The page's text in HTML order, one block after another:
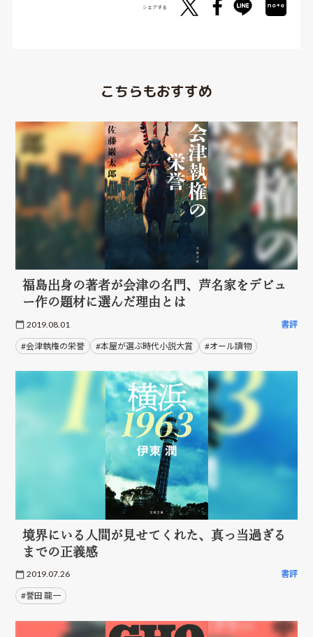
シェアする
こちらもおすすめ
福島出身の著者が会津の名門、芦名家をデビュ
ー作の題材に選んだ理由とは
2019.08.01 書評
#会津執権の栄誉 #本屋が選ぶ時代小説大賞 #オール讀物
境界にいる人間が見せてくれた、真っ当過ぎる
までの正義感
2019.07.26 書評
#誉田 龍一